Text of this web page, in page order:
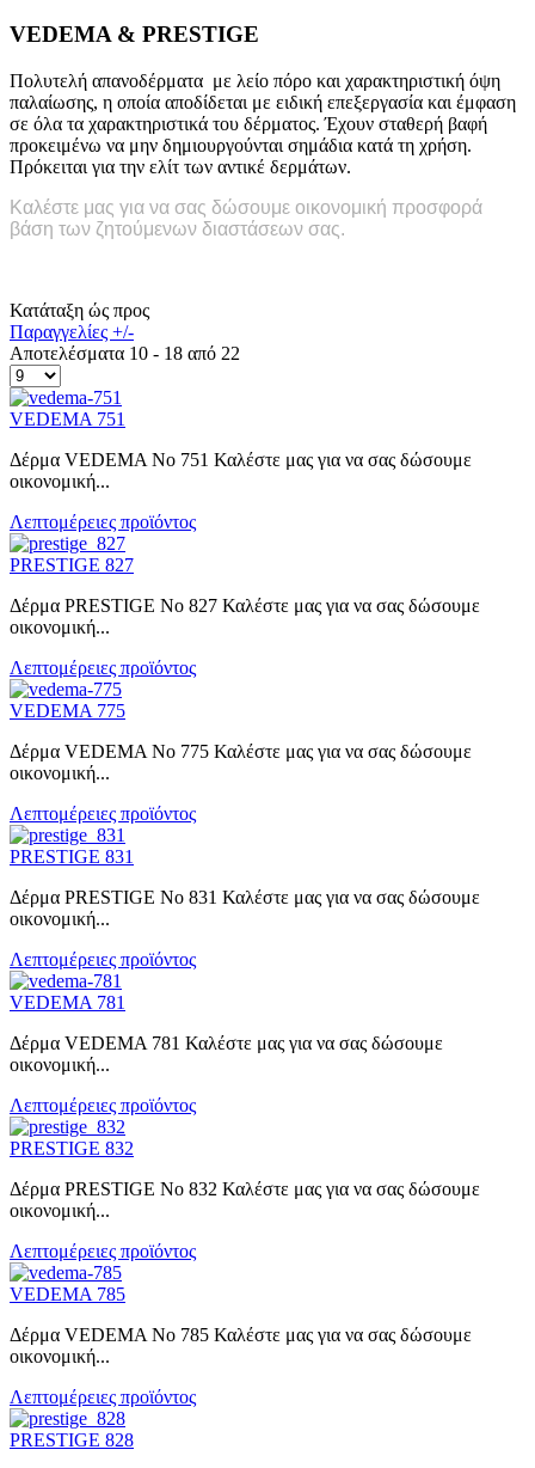
VEDEMA & PRESTIGE
Πολυτελή απανοδέρματα με λείο πόρο και χαρακτηριστική όψη
παλαίωσης, η οποία αποδίδεται με ειδική επεξεργασία και έμφαση
σε όλα τα χαρακτηριστικά του δέρματος. Έχουν σταθερή βαφή
προκειμένω να μην δημιουργούνται σημάδια κατά τη χρήση.
Πρόκειται για την ελίτ των αντικέ δερμάτων.
Καλέστε μας για να σας δώσουμε οικονομική προσφορά
βάση των ζητούμενων διαστάσεων σας.
Κατάταξη ώς προς
Παραγγελίες +/-
Αποτελέσματα 10 - 18 από 22
VEDEMA 751
Δέρμα VEDEMA No 751 Καλέστε μας για να σας δώσουμε
οικονομική...
Λεπτομέρειες προϊόντος
PRESTIGE 827
Δέρμα PRESTIGE No 827 Καλέστε μας για να σας δώσουμε
οικονομική...
Λεπτομέρειες προϊόντος
VEDEMA 775
Δέρμα VEDEMA No 775 Καλέστε μας για να σας δώσουμε
οικονομική...
Λεπτομέρειες προϊόντος
PRESTIGE 831
Δέρμα PRESTIGE No 831 Καλέστε μας για να σας δώσουμε
οικονομική...
Λεπτομέρειες προϊόντος
VEDEMA 781
Δέρμα VEDEMA 781 Καλέστε μας για να σας δώσουμε
οικονομική...
Λεπτομέρειες προϊόντος
PRESTIGE 832
Δέρμα PRESTIGE No 832 Καλέστε μας για να σας δώσουμε
οικονομική...
Λεπτομέρειες προϊόντος
VEDEMA 785
Δέρμα VEDEMA No 785 Καλέστε μας για να σας δώσουμε
οικονομική...
Λεπτομέρειες προϊόντος
PRESTIGE 828